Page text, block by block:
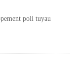
poli tuyau